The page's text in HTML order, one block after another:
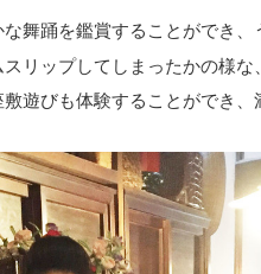
舞踊を鑑賞することができ
リップしてしまったかの様な
遊びも体験することができ